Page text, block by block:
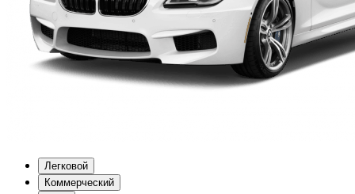
Легковой
Коммерческий